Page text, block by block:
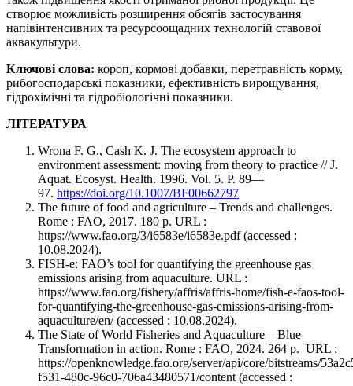
створює можливість розширення обсягів застосування
напівінтенсивних та ресурсоощадних технологій ставової
аквакультури.
Ключові слова: короп, кормові добавки, перетравність корму,
рибогосподарські показники, ефективність вирощування,
гідрохімічні та гідробіологічні показники.
ЛІТЕРАТУРА
Wrona F. G., Cash K. J. The ecosystem approach to
environment assessment: moving from theory to practice // J.
Aquat. Ecosyst. Health. 1996. Vol. 5. P. 89—
97. https://doi.org/10.1007/BF00662797
The future of food and agriculture – Trends and challenges.
Rome : FAO, 2017. 180 р. URL :
https://www.fao.org/3/i6583e/i6583e.pdf (accessed :
10.08.2024).
FISH-e: FAO’s tool for quantifying the greenhouse gas
emissions arising from aquaculture. URL :
https://www.fao.org/fishery/affris/affris-home/fish-e-faos-tool-
for-quantifying-the-greenhouse-gas-emissions-arising-from-
aquaculture/en/ (accessed : 10.08.2024).
The State of World Fisheries and Aquaculture – Blue
Transformation in action. Rome : FAO, 2024. 264 р. URL :
https://openknowledge.fao.org/server/api/core/bitstreams/
f531-480c-96c0-706a43480571/content (accessed :